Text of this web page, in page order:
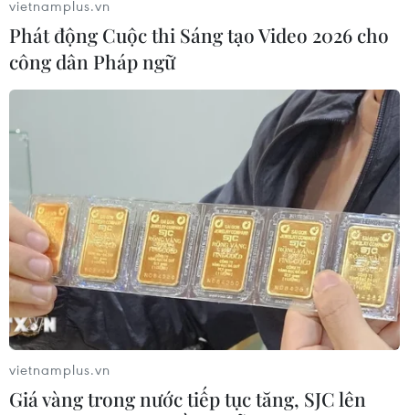
EU xác nhận tạm dừng các biện pháp đáp
trả chính sách thuế quan của Mỹ
Tuyên bố của Ủy ban châu Âu nêu rõ EU đã tạm dừng
các biện pháp đối phó với chính sách thuế quan của
Mỹ để tạo thời gian và không gian cho các cuộc đàm
phán EU-Mỹ.
vietnamplus.vn
Phát động Cuộc thi Sáng tạo Video 2026 cho
công dân Pháp ngữ
vietnamplus.vn
Giá vàng trong nước tiếp tục tăng, SJC lên